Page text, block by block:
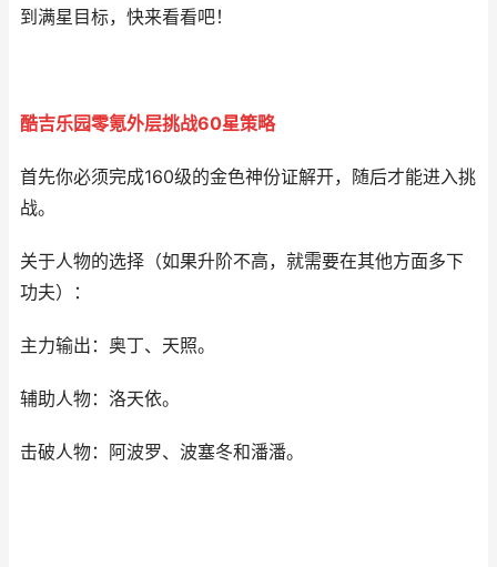
到满星目标，快来看看吧！
酷吉乐园零氪外层挑战60星策略
首先你必须完成160级的金色神份证解开，随后才能进入挑
战。
关于人物的选择（如果升阶不高，就需要在其他方面多下
功夫）：
主力输出：奥丁、天照。
辅助人物：洛天依。
击破人物：阿波罗、波塞冬和潘潘。